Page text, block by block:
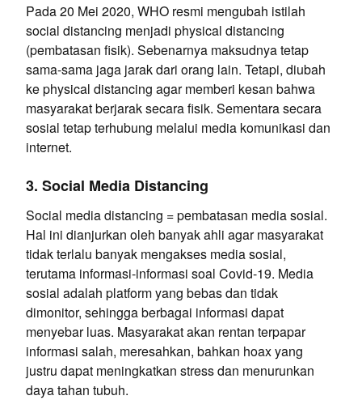
Pada 20 Mei 2020, WHO resmi mengubah istilah
social distancing menjadi physical distancing
(pembatasan fisik). Sebenarnya maksudnya tetap
sama-sama jaga jarak dari orang lain. Tetapi, diubah
ke physical distancing agar memberi kesan bahwa
masyarakat berjarak secara fisik. Sementara secara
sosial tetap terhubung melalui media komunikasi dan
internet.
3. Social Media Distancing
Social media distancing = pembatasan media sosial.
Hal ini dianjurkan oleh banyak ahli agar masyarakat
tidak terlalu banyak mengakses media sosial,
terutama informasi-informasi soal Covid-19. Media
sosial adalah platform yang bebas dan tidak
dimonitor, sehingga berbagai informasi dapat
menyebar luas. Masyarakat akan rentan terpapar
informasi salah, meresahkan, bahkan hoax yang
justru dapat meningkatkan stress dan menurunkan
daya tahan tubuh.